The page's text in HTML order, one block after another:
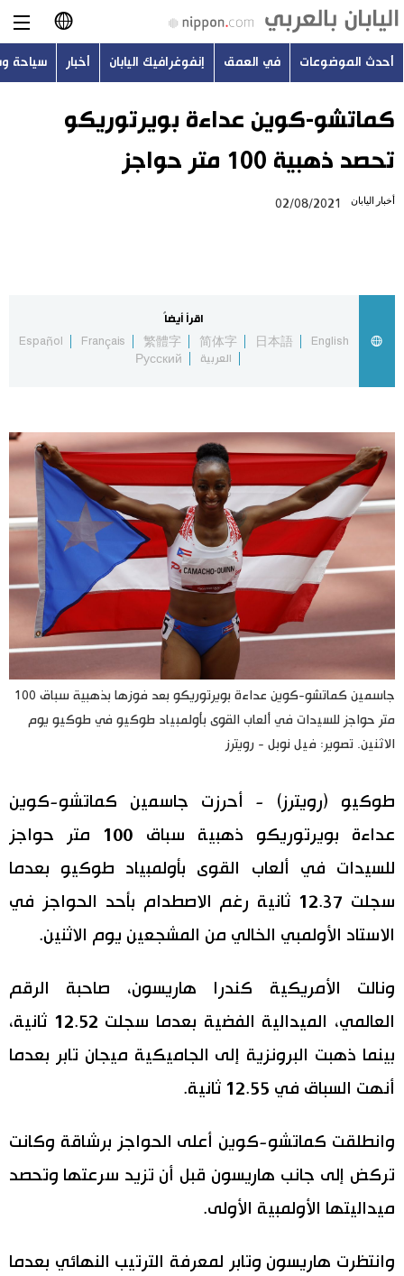
日本語
English
Русский
أحدث الموضوعات
اليابان في فيديو
مانغا وأنيمي
علوم وتكنولوجيا
صور
أشخاص
تجارب وآراء
سياسة
اقتصاد
مجتمع
ثقافة
لايف ستايل
طوكيو
الأكثر تفاعلا
اللغة اليابانية
موسوعة اليابان
هو وهي
المطبخ الياباني
تواصل معنا
أحدث الموضوعات في العمق إنفوغرافيك اليابان أخبار سياحة
كماتشو-كوين عداءة بويرتوريكو
تحصد ذهبية 100 متر حواجز
أخبار اليابان 02/08/2021
اقرأ أيضاً
English
日本語
简体字
繁體字
Français
Español
العربية
Русский
جاسمين كماتشو-كوين عداءة بويرتوريكو بعد فوزها بذهبية سباق 100
متر حواجز للسيدات في ألعاب القوى بأولمبياد طوكيو في طوكيو يوم
الاثنين. تصوير: فيل نوبل - رويترز
طوكيو (رويترز) - أحرزت جاسمين كماتشو-كوين
عداءة بويرتوريكو ذهبية سباق 100 متر حواجز
للسيدات في ألعاب القوى بأولمبياد طوكيو بعدما
سجلت 12.37 ثانية رغم الاصطدام بأحد الحواجز في
الاستاد الأولمبي الخالي من المشجعين يوم الاثنين.
ونالت الأمريكية كندرا هاريسون، صاحبة الرقم
العالمي، الميدالية الفضية بعدما سجلت 12.52 ثانية،
بينما ذهبت البرونزية إلى الجاميكية ميجان تابر بعدما
أنهت السباق في 12.55 ثانية.
وانطلقت كماتشو-كوين أعلى الحواجز برشاقة وكانت
تركض إلى جانب هاريسون قبل أن تزيد سرعتها وتحصد
ميداليتها الأولمبية الأولى.
وانتظرت هاريسون وتابر لمعرفة الترتيب النهائي بعدما